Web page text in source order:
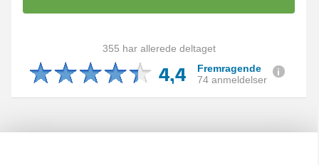
355 har allerede deltaget
4,4
Fremragende
74 anmeldelser